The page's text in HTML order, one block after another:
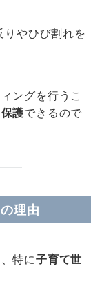
りやひび割れを
ングを行うこ
護できるので
理由
特に子育て世